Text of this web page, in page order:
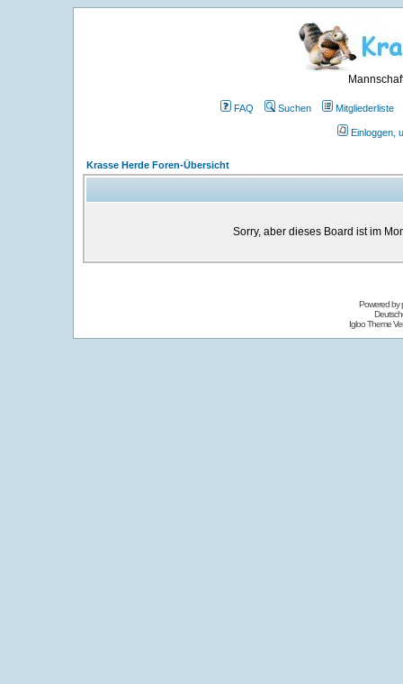
FAQ Suchen Mitgliederliste
Einloggen,
Krasse Herde Foren-Übersicht
Sorry, aber dieses Board ist im
Powered by
Igloo Theme